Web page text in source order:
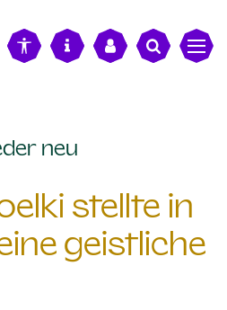
neu
stellte in
geistliche